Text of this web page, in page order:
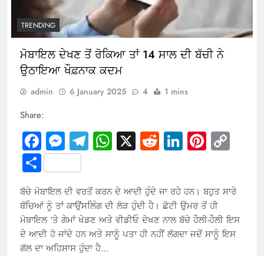
TRENDING
ਮੋਬਾਇਲ ਦੇਖਣ ਤੋਂ ਰੋਕਿਆ ਤਾਂ 14 ਸਾਲ ਦੀ ਬੱਚੀ ਨੇ
ਉਠਾਇਆ ਖੌਫ਼ਨਾਕ ਕਦਮ
admin 6 January 2025 4 1 mins
Share:
Facebook
Messenger
Telegram
WhatsApp
X RedditLinkedIn
Share
ਬੱਚੇ ਮੋਬਾਇਲ ਦੀ ਵਰਤੋਂ ਕਰਨ ਦੇ ਆਦੀ ਹੁੰਦੇ ਜਾ ਰਹੇ ਹਨ। ਬਹੁਤ ਸਾਰੇ
ਬੱਚਿਆਂ ਨੂੰ ਤਾਂ ਕਾਉਂਸਲਿੰਗ ਦੀ ਲੋੜ ਹੁੰਦੀ ਹੈ। ਛੋਟੀ ਉਮਰ ਤੋਂ ਹੀ
ਮੋਬਾਇਲ ‘ਤੇ ਗੇਮਾਂ ਖੇਡਣ ਅਤੇ ਵੀਡੀਓ ਦੇਖਣ ਨਾਲ ਬੱਚੇ ਹੌਲੀ-ਹੌਲੀ ਇਸ
ਦੇ ਆਦੀ ਹੋ ਜਾਂਦੇ ਹਨ ਅਤੇ ਸਾਨੂੰ ਪਤਾ ਹੀ ਨਹੀਂ ਲੱਗਦਾ ਜਦੋਂ ਸਾਨੂੰ ਇਸ
ਗੱਲ ਦਾ ਅਹਿਸਾਸ ਹੁੰਦਾ ਹੈ…